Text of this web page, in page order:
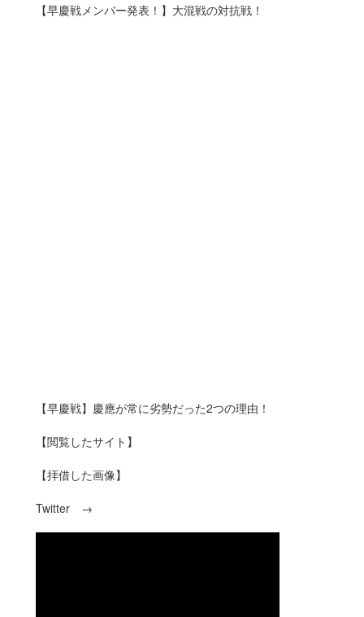
【早慶戦メンバー発表！】大混戦の対抗戦！
【早慶戦】慶應が常に劣勢だった2つの理由！
【閲覧したサイト】
【拝借した画像】
Twitter →